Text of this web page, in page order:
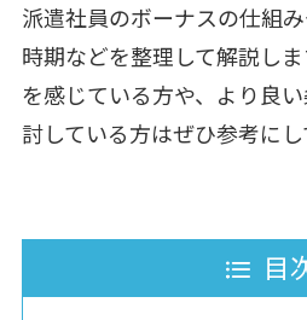
派遣社員のボーナスの仕組
時期などを整理して解説し
を感じている方や、より良
討している方はぜひ参考にし
目